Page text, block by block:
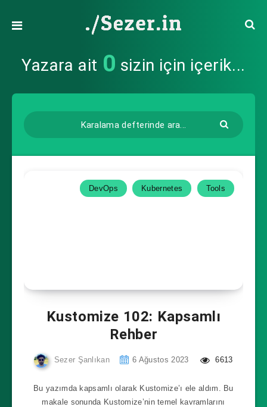
Yazara ait 0 sizin için içerik...
DevOps Kubernetes Tools
Kustomize 102: Kapsamlı
Rehber
Sezer Şanlıkan 6 Ağustos 2023 6613
Bu yazımda kapsamlı olarak Kustomize’ı ele aldım. Bu
makale sonunda Kustomize’nin temel kavramlarını